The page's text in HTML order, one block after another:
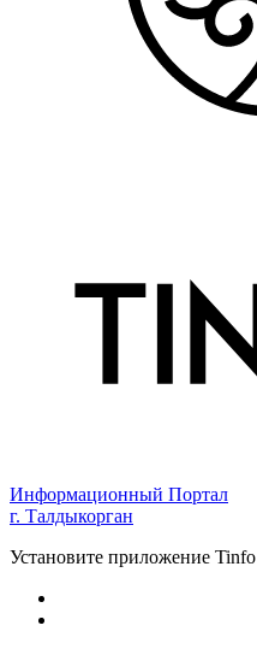
Информационный Портал
г. Талдыкорган
Установите приложение Tinfo